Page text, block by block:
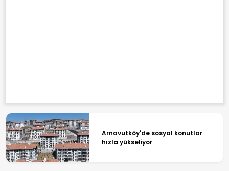
Arnavutköy'de sosyal konutlar
hızla yükseliyor